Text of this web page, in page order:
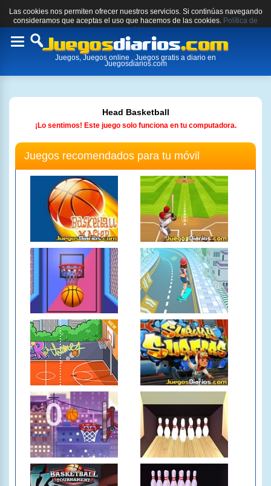
Las cookies nos permiten ofrecer nuestros servicios. Si continúas navegando
consideramos que aceptas el uso que hacemos de las cookies. Política de
cookies.
Toggle
Juegos, Juegos online , Juegos gratis a diario en
Juegosdiarios.com
Head Basketball
¡Lo sentimos! Este juego solo funciona en tu computadora.
Juegos recomendados para tu móvil